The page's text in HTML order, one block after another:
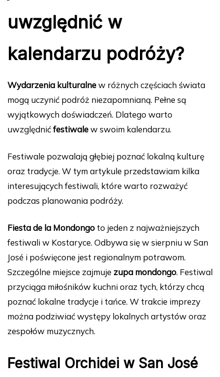
uwzględnić w
kalendarzu podróży?
Wydarzenia kulturalnew różnych częściach świata
mogą uczynić podróż niezapomnianą. Pełne są
wyjątkowych doświadczeń. Dlatego warto
uwzględnićfestiwalew swoim kalendarzu.
Festiwale pozwalają głębiej poznać lokalną kulturę
oraz tradycje. W tym artykule przedstawiam kilka
interesujących festiwali, które warto rozważyć
podczas planowania podróży.
Fiesta de la Mondongo to jeden z najważniejszych
festiwali w Kostaryce. Odbywa się w sierpniu w San
José i poświęcone jest regionalnym potrawom.
Szczególne miejsce zajmuje zupa mondongo. Festiwal
przyciąga miłośników kuchni oraz tych, którzy chcą
poznać lokalne tradycje i tańce. W trakcie imprezy
można podziwiać występy lokalnych artystów oraz
zespołów muzycznych.
Festiwal Orchidei w San José